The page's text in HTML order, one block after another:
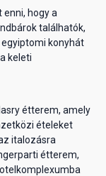
enni, hogy a
találhatók,
konyhát
keleti
étterem, amely
ételeket
italozásra
étterem,